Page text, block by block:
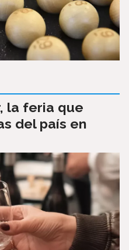
la feria que
del país en